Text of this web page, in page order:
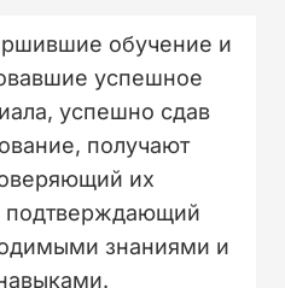
обучение и
успешное
успешно сдав
получают
их
подтверждающий
знаниями и